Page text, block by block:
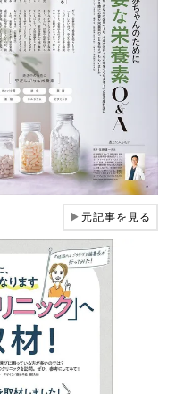
▶元記事を見る